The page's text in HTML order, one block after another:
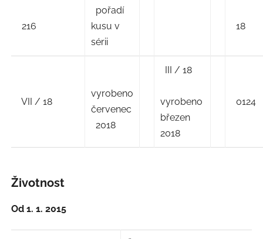
216
pořadí
kusu v
sérii
18
VII / 18
vyrobeno
červenec
2018
III / 18
vyrobeno
březen
2018
0124
Životnost
Od 1. 1. 2015